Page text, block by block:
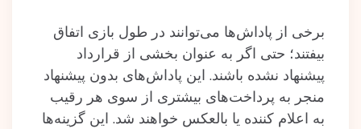
برخی از پاداش‌ها می‌توانند در طول بازی اتفاق
بیفتند؛ حتی اگر به عنوان بخشی از قرارداد
پیشنهاد نشده باشند. این پاداش‌های بدون پیشنهاد
منجر به پرداخت‌های بیشتری از سوی هر رقیب
به اعلام کننده یا بالعکس خواهند شد. این گزینه‌ها